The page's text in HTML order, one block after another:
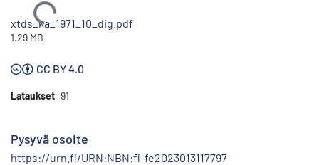
Ladataan...
xtds_ka_1971_10_dig.pdf
1.29 MB
CC BY 4.0
Lataukset 91
Pysyvä osoite
https://urn.fi/URN:NBN:fi-fe2023013117797